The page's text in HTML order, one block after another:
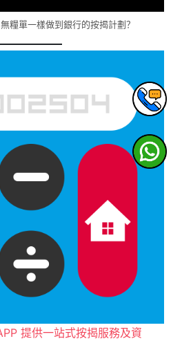
糧單一樣做到銀行的按揭計劃？
提供一站式按揭服務及資